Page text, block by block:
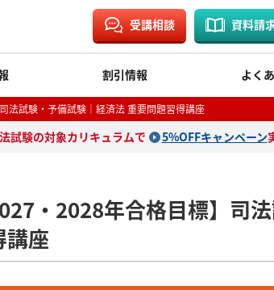
受講相談 資料請
割引情報 よく
試験・予備試験｜経済法 重要問題習得講座
試験の対象カリキュラムで 5%OFFキャンペーン
・2028年合格目標】司
講座